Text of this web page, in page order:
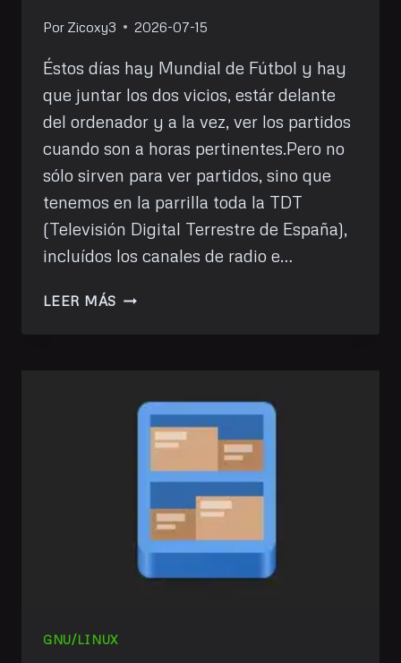
Por Zicoxy3 2026-07-15
Éstos días hay Mundial de Fútbol y hay
que juntar los dos vicios, estár delante
del ordenador y a la vez, ver los partidos
cuando son a horas pertinentes.Pero no
sólo sirven para ver partidos, sino que
tenemos en la parrilla toda la TDT
(Televisión Digital Terrestre de España),
incluídos los canales de radio e…
LEER MÁS VER
GNU/LINUX